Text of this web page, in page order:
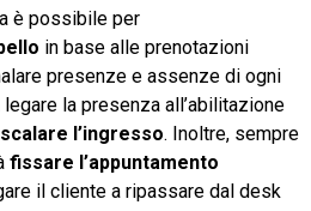
è possibile per
in base alle prenotazioni
presenze e assenze di ogni
la presenza all’abilitazione
scalare l’ingresso. Inoltre, sempre
fissare l’appuntamento
il cliente a ripassare dal desk